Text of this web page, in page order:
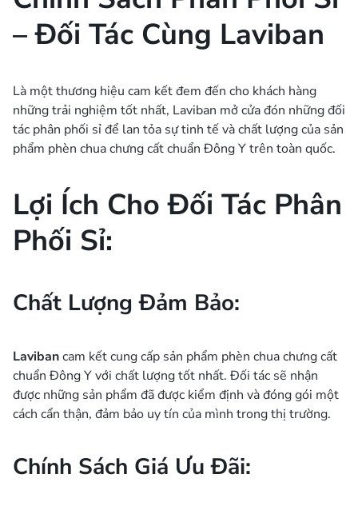
– Đối Tác Cùng Laviban
Là một thương hiệu cam kết đem đến cho khách hàng
những trải nghiệm tốt nhất, Laviban mở cửa đón những đối
tác phân phối sỉ để lan tỏa sự tinh tế và chất lượng của sản
phẩm phèn chua chưng cất chuẩn Đông Y trên toàn quốc.
Lợi Ích Cho Đối Tác Phân
Phối Sỉ:
Chất Lượng Đảm Bảo:
Lavibancam kết cung cấp sản phẩm phèn chua chưng cất
chuẩn Đông Y với chất lượng tốt nhất. Đối tác sẽ nhận
được những sản phẩm đã được kiểm định và đóng gói một
cách cẩn thận, đảm bảo uy tín của mình trong thị trường.
Chính Sách Giá Ưu Đãi: